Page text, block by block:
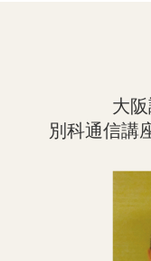
大
別科通信講